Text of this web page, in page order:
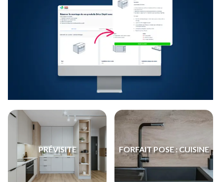
PRÉVISITE FORFAIT POSE : CUISINE